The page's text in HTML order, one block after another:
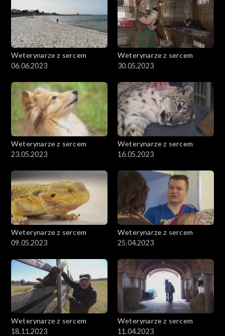
Weterynarze z sercem
06.06.2023
Weterynarze z sercem
30.05.2023
Weterynarze z sercem
23.05.2023
Weterynarze z sercem
16.05.2023
Weterynarze z sercem
09.05.2023
Weterynarze z sercem
25.04.2023
Weterynarze z sercem
18.11.2023
Weterynarze z sercem
11.04.2023